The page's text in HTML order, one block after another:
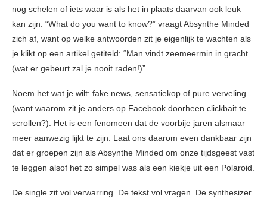
nog schelen of iets waar is als het in plaats daarvan ook leuk
kan zijn. “What do you want to know?” vraagt Absynthe Minded
zich af, want op welke antwoorden zit je eigenlijk te wachten als
je klikt op een artikel getiteld: “Man vindt zeemeermin in gracht
(wat er gebeurt zal je nooit raden!)”
Noem het wat je wilt: fake news, sensatiekop of pure verveling
(want waarom zit je anders op Facebook doorheen clickbait te
scrollen?). Het is een fenomeen dat de voorbije jaren alsmaar
meer aanwezig lijkt te zijn. Laat ons daarom even dankbaar zijn
dat er groepen zijn als Absynthe Minded om onze tijdsgeest vast
te leggen alsof het zo simpel was als een kiekje uit een Polaroid.
De single zit vol verwarring. De tekst vol vragen. De synthesizer